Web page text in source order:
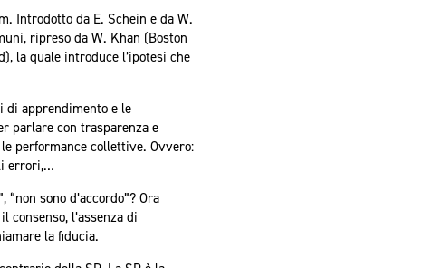
Introdotto da E. Schein e da W.
ripreso da W. Khan (Boston
la quale introduce l’ipotesi che
di apprendimento e le
parlare con trasparenza e
performance collettive. Ovvero:
errori,…
sono d’accordo”? Ora
l’assenza di
la fiducia.